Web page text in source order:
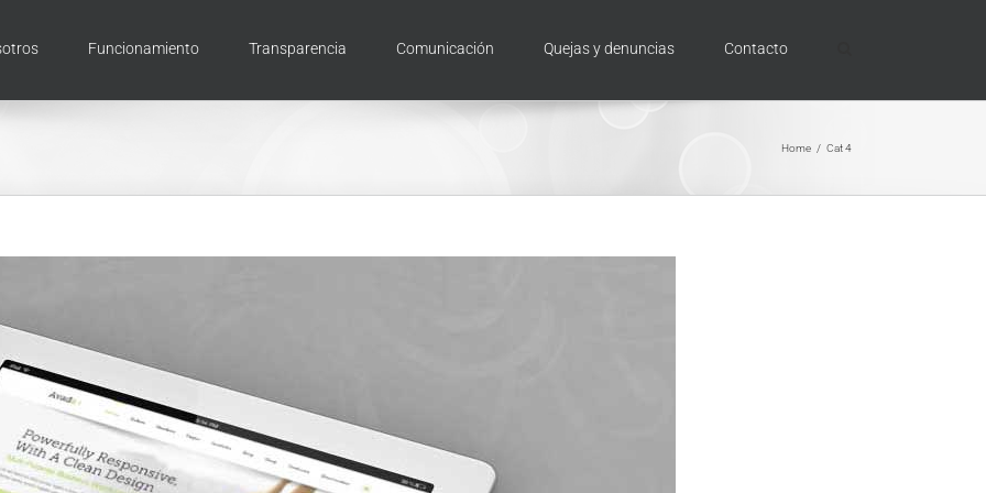
Funcionamiento Transparencia Comunicación Quejas y denuncias Contacto
Home / Cat 4